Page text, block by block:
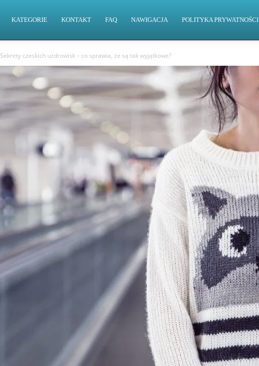
KATEGORIE KONTAKT FAQ NAWIGACJA POLITYKA PRYWATNOŚCI
Sekrety czeskich uzdrowisk – co sprawia, że są tak wyjątkowe?